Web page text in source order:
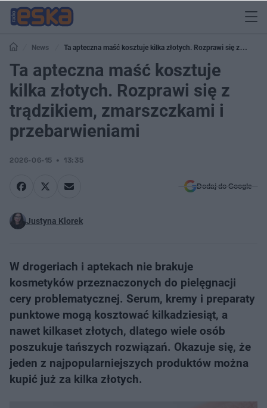
News
Ta apteczna maść kosztuje kilka złotych. Rozprawi się z
trądzikiem, zmarszczkami i przebarwieniami
Ta apteczna maść kosztuje
kilka złotych. Rozprawi się z
trądzikiem, zmarszczkami i
przebarwieniami
2026-06-15 13:35
Dodaj do Google
Justyna Klorek
W drogeriach i aptekach nie brakuje
kosmetyków przeznaczonych do pielęgnacji
cery problematycznej. Serum, kremy i preparaty
punktowe mogą kosztować kilkadziesiąt, a
nawet kilkaset złotych, dlatego wiele osób
poszukuje tańszych rozwiązań. Okazuje się, że
jeden z najpopularniejszych produktów można
kupić już za kilka złotych.